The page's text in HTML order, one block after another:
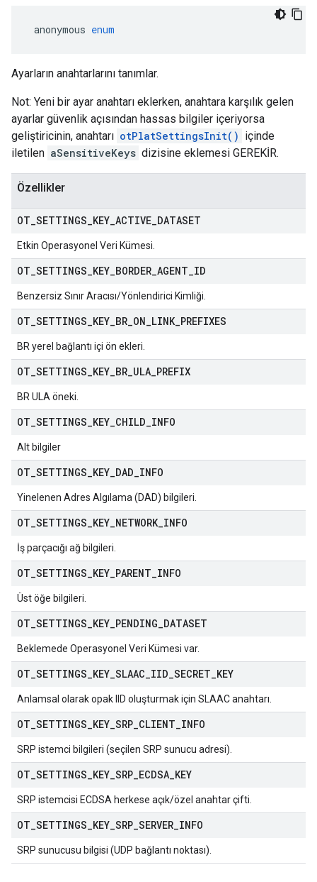
anonymous enum
Ayarların anahtarlarını tanımlar.
Not: Yeni bir ayar anahtarı eklerken, anahtara karşılık gelen
ayarlar güvenlik açısından hassas bilgiler içeriyorsa
geliştiricinin, anahtarı otPlatSettingsInit() içinde
iletilen aSensitiveKeys dizisine eklemesi GEREKİR.
Özellikler
OT SETTINGS KEY ACTIVE DATASET
Etkin Operasyonel Veri Kümesi.
OT SETTINGS KEY BORDER AGENT ID
Benzersiz Sınır Aracısı/Yönlendirici Kimliği.
OT SETTINGS KEY BR ON LINK_ PREFIXES
BR yerel bağlantı içi ön ekleri.
OT SETTINGS KEY BR ULA PREFIX
BR ULA öneki.
OT SETTINGS KEY CHILD INFO
Alt bilgiler
OT SETTINGS KEY DAD INFO
Yinelenen Adres Algılama (DAD) bilgileri.
OT SETTINGS KEY NETWORK_ INFO
İş parçacığı ağ bilgileri.
OT SETTINGS KEY PARENT INFO
Üst öğe bilgileri.
OT SETTINGS KEY PENDING DATASET
Beklemede Operasyonel Veri Kümesi var.
OT SETTINGS KEY SLAAC IID SECRET KEY
Anlamsal olarak opak IID oluşturmak için SLAAC anahtarı.
OT SETTINGS KEY SRP CLIENT INFO
SRP istemci bilgileri (seçilen SRP sunucu adresi).
OT SETTINGS KEY SRP ECDSA KEY
SRP istemcisi ECDSA herkese açık/özel anahtar çifti.
OT SETTINGS KEY SRP SERVER INFO
SRP sunucusu bilgisi (UDP bağlantı noktası).